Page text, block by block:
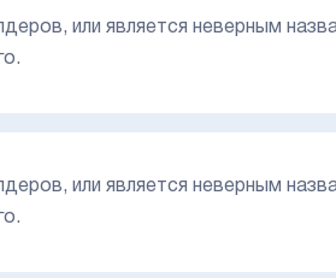
или является неверным
или является неверным